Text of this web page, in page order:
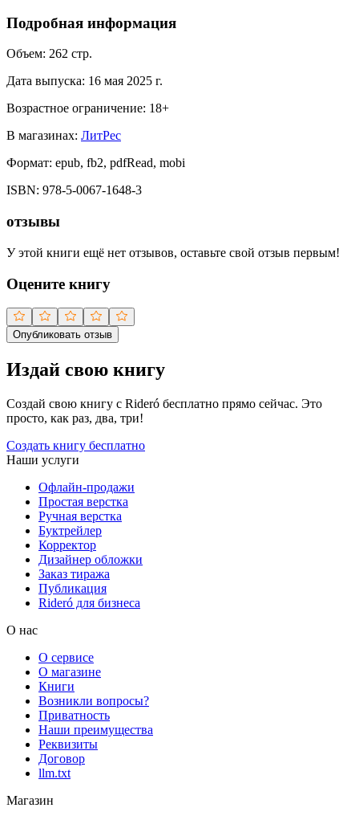
Подробная информация
Объем: 262 стр.
Дата выпуска: 16 мая 2025 г.
Возрастное ограничение: 18+
В магазинах: ЛитРес
Формат: epub, fb2, pdfRead, mobi
ISBN: 978-5-0067-1648-3
отзывы
У этой книги ещё нет отзывов, оставьте свой отзыв первым!
Оцените книгу
Опубликовать отзыв
Издай свою книгу
Создай свою книгу с Rideró бесплатно прямо сейчас. Это
просто, как раз, два, три!
Создать книгу бесплатно
Наши услуги
Офлайн-продажи
Простая верстка
Ручная верстка
Буктрейлер
Корректор
Дизайнер обложки
Заказ тиража
Публикация
Rideró для бизнеса
О нас
О сервисе
О магазине
Книги
Возникли вопросы?
Приватность
Наши преимущества
Реквизиты
Договор
llm.txt
Магазин